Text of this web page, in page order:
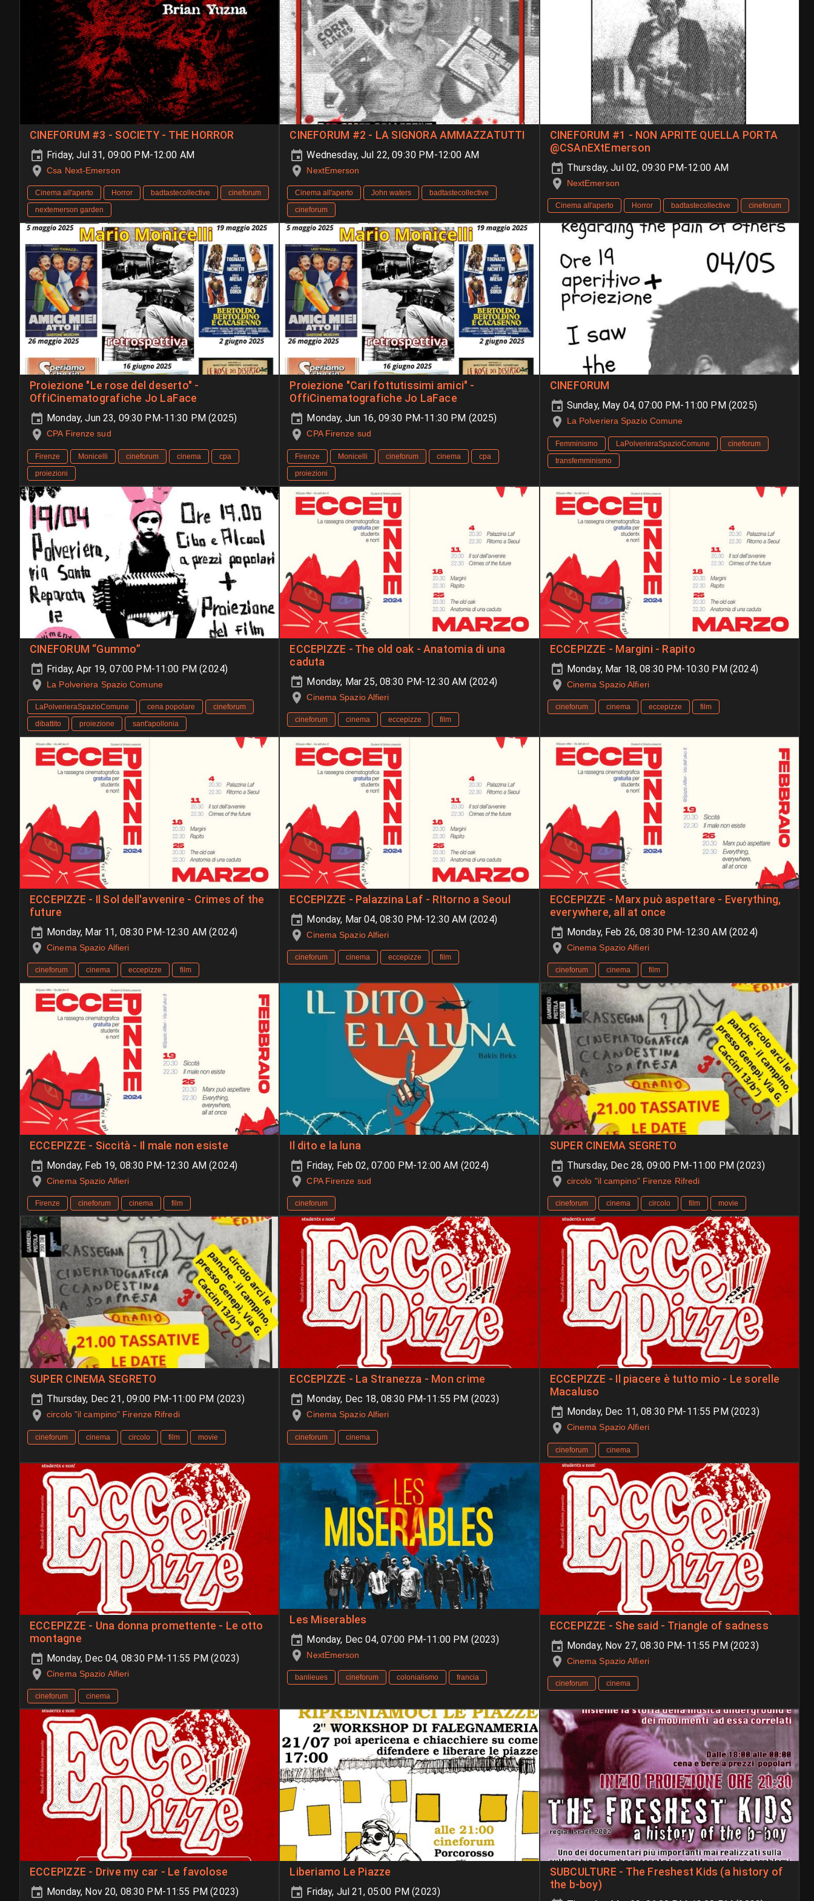
CINEFORUM #3 - SOCIETY - THE HORROR
Friday, Jul 31, 09:00 PM-12:00 AM
Csa Next-Emerson
Cinema all'aperto Horror badtastecollective
cineforum
nextemerson garden
CINEFORUM #2 - LA SIGNORA AMMAZZATUTTI
Wednesday, Jul 22, 09:30 PM-12:00 AM
NextEmerson
Cinema all'aperto John waters
badtastecollective
cineforum
CINEFORUM #1 - NON APRITE QUELLA PORTA
@CSAnEXtEmerson
Thursday, Jul 02, 09:30 PM-12:00 AM
NextEmerson
Cinema all'aperto Horror badtastecollective cineforum
Proiezione "Le rose del deserto" -
OffiCinematografiche Jo LaFace
Monday, Jun 23, 09:30 PM-11:30 PM (2025)
CPA Firenze sud
Firenze Monicelli cineforum cinema
cpa
proiezioni
Proiezione "Cari fottutissimi amici" -
OffiCinematografiche Jo LaFace
Monday, Jun 16, 09:30 PM-11:30 PM (2025)
CPA Firenze sud
Firenze Monicelli cineforum cinema
cpa
proiezioni
CINEFORUM
Sunday, May 04, 07:00 PM-11:00 PM (2025)
La Polveriera Spazio Comune
Femminismo LaPolverieraSpazioComune
cineforum
transfemminismo
CINEFORUM “Gummo”
Friday, Apr 19, 07:00 PM-11:00 PM (2024)
La Polveriera Spazio Comune
LaPolverieraSpazioComune cena popolare
cineforum
dibattito
proiezione sant'apollonia
ECCEPIZZE - The old oak - Anatomia di una
caduta
Monday, Mar 25, 08:30 PM-12:30 AM (2024)
Cinema Spazio Alfieri
cineforum cinema eccepizze film
ECCEPIZZE - Margini - Rapito
Monday, Mar 18, 08:30 PM-10:30 PM (2024)
Cinema Spazio Alfieri
cineforum cinema eccepizze film
ECCEPIZZE - Il Sol dell'avvenire - Crimes of the
future
Monday, Mar 11, 08:30 PM-12:30 AM (2024)
Cinema Spazio Alfieri
cineforum cinema eccepizze film
ECCEPIZZE - Palazzina Laf - RItorno a Seoul
Monday, Mar 04, 08:30 PM-12:30 AM (2024)
Cinema Spazio Alfieri
cineforum cinema eccepizze film
ECCEPIZZE - Marx può aspettare - Everything,
everywhere, all at once
Monday, Feb 26, 08:30 PM-12:30 AM (2024)
Cinema Spazio Alfieri
cineforum cinema film
ECCEPIZZE - Siccità - Il male non esiste
Monday, Feb 19, 08:30 PM-12:30 AM (2024)
Cinema Spazio Alfieri
Firenze cineforum cinema film
Il dito e la luna
Friday, Feb 02, 07:00 PM-12:00 AM (2024)
CPA Firenze sud
cineforum
SUPER CINEMA SEGRETO
Thursday, Dec 28, 09:00 PM-11:00 PM (2023)
circolo "il campino" Firenze Rifredi
cineforum cinema circolo film movie
SUPER CINEMA SEGRETO
Thursday, Dec 21, 09:00 PM-11:00 PM (2023)
circolo "il campino" Firenze Rifredi
cineforum cinema circolo film movie
ECCEPIZZE - La Stranezza - Mon crime
Monday, Dec 18, 08:30 PM-11:55 PM (2023)
Cinema Spazio Alfieri
cineforum cinema
ECCEPIZZE - Il piacere è tutto mio - Le sorelle
Macaluso
Monday, Dec 11, 08:30 PM-11:55 PM (2023)
Cinema Spazio Alfieri
cineforum cinema
ECCEPIZZE - Una donna promettente - Le otto
montagne
Monday, Dec 04, 08:30 PM-11:55 PM (2023)
Cinema Spazio Alfieri
cineforum cinema
Les Miserables
Monday, Dec 04, 07:00 PM-11:00 PM (2023)
NextEmerson
banlieues cineforum colonialismo francia
ECCEPIZZE - She said - Triangle of sadness
Monday, Nov 27, 08:30 PM-11:55 PM (2023)
Cinema Spazio Alfieri
cineforum cinema
ECCEPIZZE - Drive my car - Le favolose
Monday, Nov 20, 08:30 PM-11:55 PM (2023)
Liberiamo Le Piazze
Friday, Jul 21, 05:00 PM (2023)
SUBCULTURE - The Freshest Kids (a history of
the b-boy)